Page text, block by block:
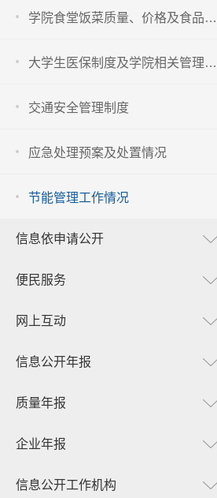
学院食堂饭菜质量、价格及食品卫生安全管理信息
大学生医保制度及学院相关管理办法
交通安全管理制度
应急处理预案及处置情况
节能管理工作情况
信息依申请公开
便民服务
网上互动
信息公开年报
质量年报
企业年报
信息公开工作机构